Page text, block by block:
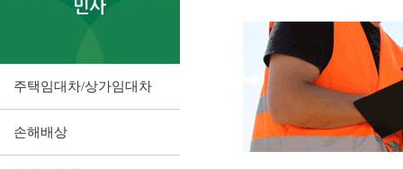
주택임대차/상가임대차
손해배상